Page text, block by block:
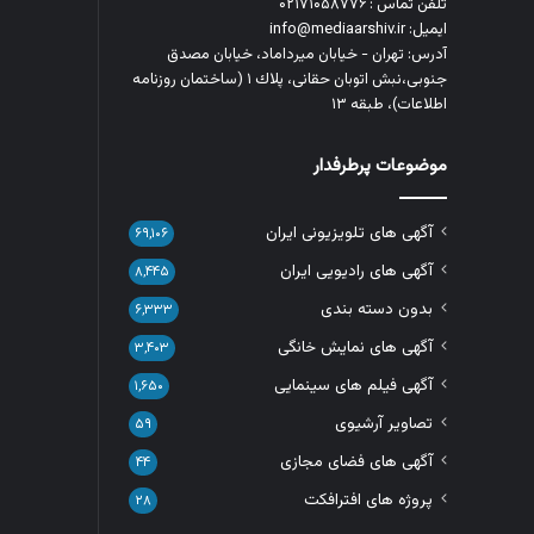
ایمیل: info@mediaarshiv.ir
آدرس: تهران - خیابان میرداماد، خیابان مصدق
جنوبی،نبش اتوبان حقانی، پلاك ١ (ساختمان روزنامه
اطلاعات)، طبقه ۱۳
موضوعات پرطرفدار
آگهی های تلویزیونی ایران ۶۹,۱۰۶
آگهی های رادیویی ایران ۸,۴۴۵
بدون دسته بندی ۶,۳۳۳
آگهی های نمایش خانگی ۳,۴۰۳
آگهی فیلم های سینمایی ۱,۶۵۰
تصاویر آرشیوی ۵۹
آگهی های فضای مجازی ۴۴
پروژه های افترافکت ۲۸